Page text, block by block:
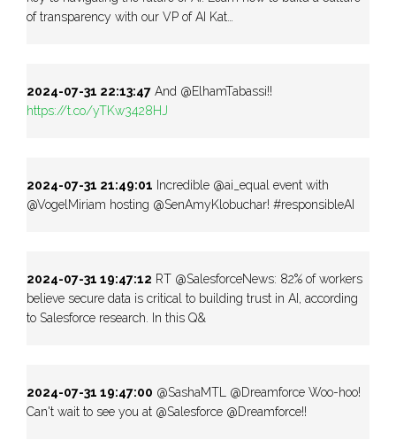
of transparency with our VP of AI Kat…
2024-07-31 22:13:47 And @ElhamTabassi!!
https://t.co/yTKw3428HJ
2024-07-31 21:49:01 Incredible @ai_equal event with
@VogelMiriam hosting @SenAmyKlobuchar! #responsibleAI
2024-07-31 19:47:12 RT @SalesforceNews: 82% of workers
believe secure data is critical to building trust in AI, according
to Salesforce research. In this Q&
2024-07-31 19:47:00 @SashaMTL @Dreamforce Woo-hoo!
Can't wait to see you at @Salesforce @Dreamforce!!